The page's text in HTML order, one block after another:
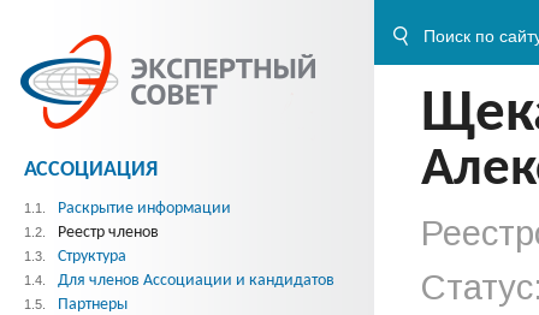
АССОЦИАЦИЯ
1.1. Раскрытие информации
1.2. Реестр членов
1.3. Структура
1.4. Для членов Ассоциации и кандидатов
1.5. Партнеры